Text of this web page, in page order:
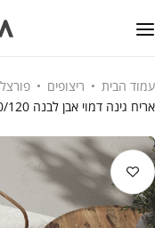
עמוד הבית ריצופים
אריח גינה דמוי אבן לבנה 60/120 פורצלן מונע החלקה